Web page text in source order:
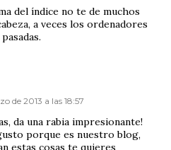
del índice no te de muchos
a veces los ordenadores
de 2013 a las 18:57
da una rabia impresionante!
porque es nuestro blog,
estas cosas te quieres